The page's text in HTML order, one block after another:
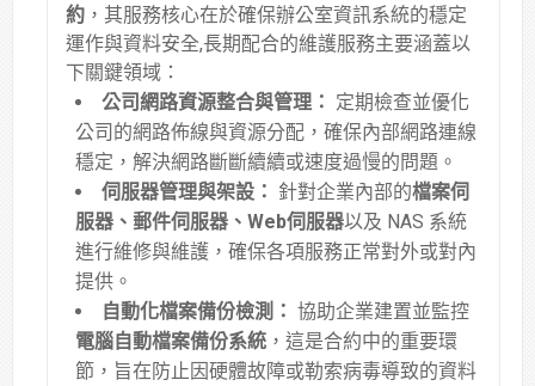
約 ，其服務核心在於確保辦公室資訊系統的穩定
運作與資料安全,長期配合的維護服務主要涵蓋以
下關鍵領域：
公司網路資源整合與管理： 定期檢查並優化
公司的網路佈線與資源分配，確保內部網路連線
穩定，解決網路斷斷續續或速度過慢的問題 。
伺服器管理與架設： 針對企業內部的檔案伺
服器、郵件伺服器、Web伺服器以及 NAS 系統
進行維修與維護，確保各項服務正常對外或對內
提供 。
自動化檔案備份檢測： 協助企業建置並監控
電腦自動檔案備份系統 ，這是合約中的重要環
節，旨在防止因硬體故障或勒索病毒導致的資料